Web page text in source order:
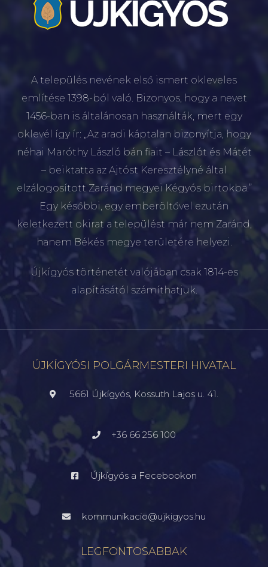
A település nevének első ismert okleveles
említése 1398-ból való. Bizonyos, hogy a nevet
1456-ban is általánosan használták, mert egy
oklevél így ír: „Az aradi káptalan bizonyítja, hogy
néhai Maróthy László bán fiait – Lászlót és Mátét
– beiktatta az Ajtóst Keresztélyné által
elzálogosított Zaránd megyei Kégyós birtokba.”
Egy későbbi, egy emberöltővel ezután
keletkezett okirat a települést már nem Zaránd,
hanem Békés megye területére helyezi.
Újkígyós történetét valójában csak 1814-es
alapításától számíthatjuk.
ÚJKÍGYÓSI POLGÁRMESTERI HIVATAL
5661 Újkígyós, Kossuth Lajos u. 41.
+36 66 256 100
Újkígyós a Fecebookon
kommunikacio@ujkigyos.hu
LEGFONTOSABBAK